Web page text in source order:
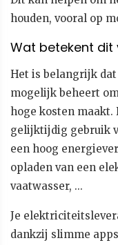
houden, vooral op
Wat betekent dit
Het is belangrijk
mogelijk beheert
hoge kosten maakt.
gelijktijdig gebruik
een hoog
opladen van een
vaatwasser, ...
Je
dankzij slimme